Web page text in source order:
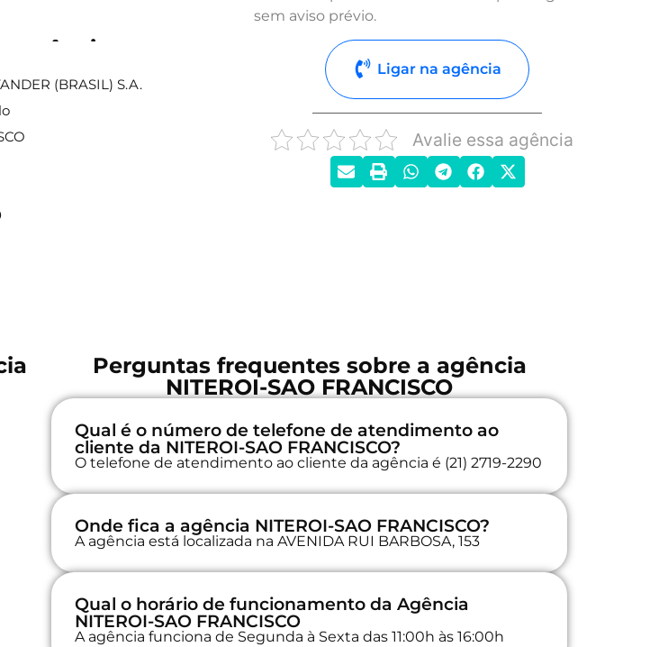
agência
(BRASIL) S.A.
sem aviso prévio.
Ligar na agência
Avalie essa agência
Perguntas frequentes sobre a agência
NITEROI-SAO FRANCISCO
Qual é o número de telefone de atendimento ao
cliente da NITEROI-SAO FRANCISCO?
O telefone de atendimento ao cliente da agência é (21) 2719-2290
Onde fica a agência NITEROI-SAO FRANCISCO?
A agência está localizada na AVENIDA RUI BARBOSA, 153
Qual o horário de funcionamento da Agência
NITEROI-SAO FRANCISCO
A agência funciona de Segunda à Sexta das 11:00h às 16:00h